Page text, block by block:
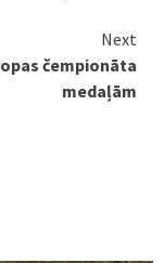
Next
čempionāta
medaļām